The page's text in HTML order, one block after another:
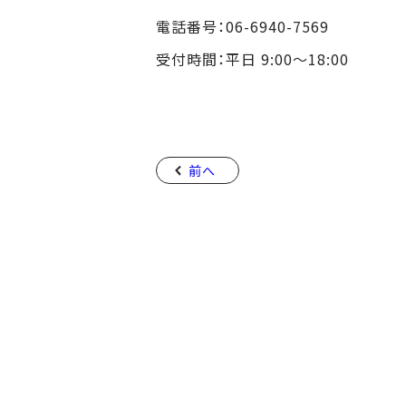
電話番号：06-6940-7569
受付時間：平日 9:00～18:00
前へ